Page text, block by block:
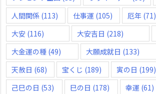
人間関係 (113) 仕事運 (105) 厄年 (71)
大安 (116) 大安吉日 (218)
大金運の種 (49) 大願成就日 (133)
天赦日 (68) 宝くじ (189) 寅の日 (199)
己巳の日 (53) 巳の日 (178) 幸運 (61)